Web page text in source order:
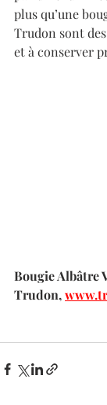
plus qu’une
Trudon sont
et à conserver
Bougie Albâtre
Trudon,